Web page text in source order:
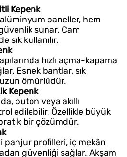
Kepenk
paneller, hem
sunar. Cam
sık kullanılır.
hızlı açma-kapama
Esnek bantlar, sık
ömürlüdür.
Kepenk
buton veya akıllı
edilebilir. Özellikle büyük
bir çözümdür.
panjur profilleri, iç mekân
güvenliği sağlar. Akşam